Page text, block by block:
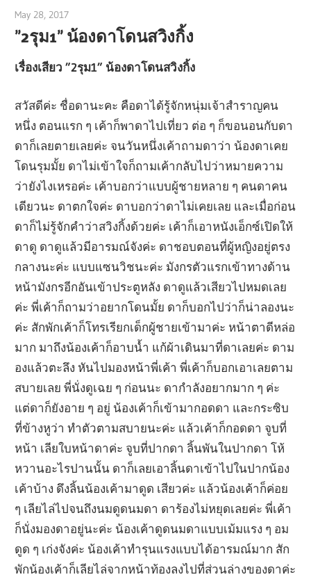
May 28, 2017
”2รุม1” น้องดาโดนสวิงกิ้ง
เรื่องเสียว ”2รุม1” น้องดาโดนสวิงกิ้ง
สวัสดีค่ะ ชื่อดานะคะ คือดาได้รู้จักหนุ่มเจ้าสำราญคน
หนึ่ง ตอนแรก ๆ เค้าก็พาดาไปเที่ยว ต่อ ๆ ก็ขอนอนกับดา
ดาก็เลยตายเลยค่ะ จนวันหนึ่งเค้าถามดาว่า น้องดาเคย
โดนรุมมั้ย ดาไม่เข้าใจก็ถามเค้ากลับไปว่าหมายความ
ว่ายังไงเหรอค่ะ เค้าบอกว่าแบบผู้ชายหลาย ๆ คนดาคน
เดียวนะ ดาตกใจค่ะ ดาบอกว่าดาไม่เคยเลย และเมื่อก่อน
ดาก็ไม่รู้จักคำว่าสวิงกิ้งด้วยค่ะ เค้าก็เอาหนังเอ็กซ์เปิดให้
ดาดู ดาดูแล้วมีอารมณ์จังค่ะ ดาชอบตอนที่ผู้หญิงอยู่ตรง
กลางนะค่ะ แบบแซนวิชนะค่ะ มังกรตัวแรกเข้าทางด้าน
หน้ามังกรอีกอันเข้าประตูหลัง ดาดูแล้วเสียวไปหมดเลย
ค่ะ พี่เค้าก็ถามว่าอยากโดนมั้ย ดาก็บอกไปว่าก็น่าลองนะ
ค่ะ สักพักเค้าก็โทรเรียกเด็กผู้ชายเข้ามาค่ะ หน้าตาดีหล่อ
มาก มาถึงน้องเค้าก็อาบน้ำ แก้ผ้าเดินมาที่ดาเลยค่ะ ดาม
องแล้วตะลึง หันไปมองหน้าพี่เค้า พี่เค้าก็บอกเอาเลยตาม
สบายเลย พี่นั่งดูเฉย ๆ ก่อนนะ ดากำลังอยากมาก ๆ ค่ะ
แต่ดาก็ยังอาย ๆ อยู่ น้องเค้าก็เข้ามากอดดา และกระซิบ
ที่ข้างหูว่า ทำตัวตามสบายนะค่ะ แล้วเค้าก็กอดดา จูบที่
หน้า เลียใบหน้าดาค่ะ จูบที่ปากดา ลิ้นพันในปากดา โห้
หวานอะไรปานนั้น ดาก็เลยเอาลิ้นดาเข้าไปในปากน้อง
เค้าบ้าง ดึงลิ้นน้องเค้ามาดูด เสียวค่ะ แล้วน้องเค้าก็ค่อย
ๆ เลียไล่ไปจนถึงนมดูดนมดา ดาร้องไม่หยุดเลยค่ะ พี่เค้า
ก็นั่งมองดาอยู่นะค่ะ น้องเค้าดูดนมดาแบบเม้มแรง ๆ อม
ดูด ๆ เก่งจังค่ะ น้องเค้าทำรุนแรงแบบได้อารมณ์มาก สัก
พักน้องเค้าก็เลียไล่จากหน้าท้องลงไปที่ส่วนล่างของดาค่ะ